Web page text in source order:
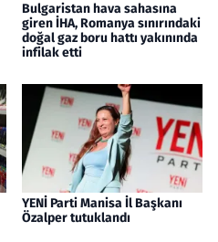
Bulgaristan hava sahasına
giren İHA, Romanya sınırındaki
doğal gaz boru hattı yakınında
infilak etti
YENİ Parti Manisa İl Başkanı
Özalper tutuklandı